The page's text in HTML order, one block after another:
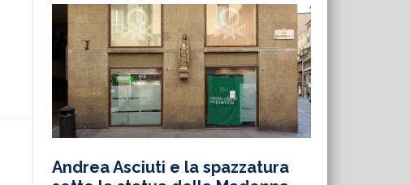
Andrea Asciuti e la spazzatura